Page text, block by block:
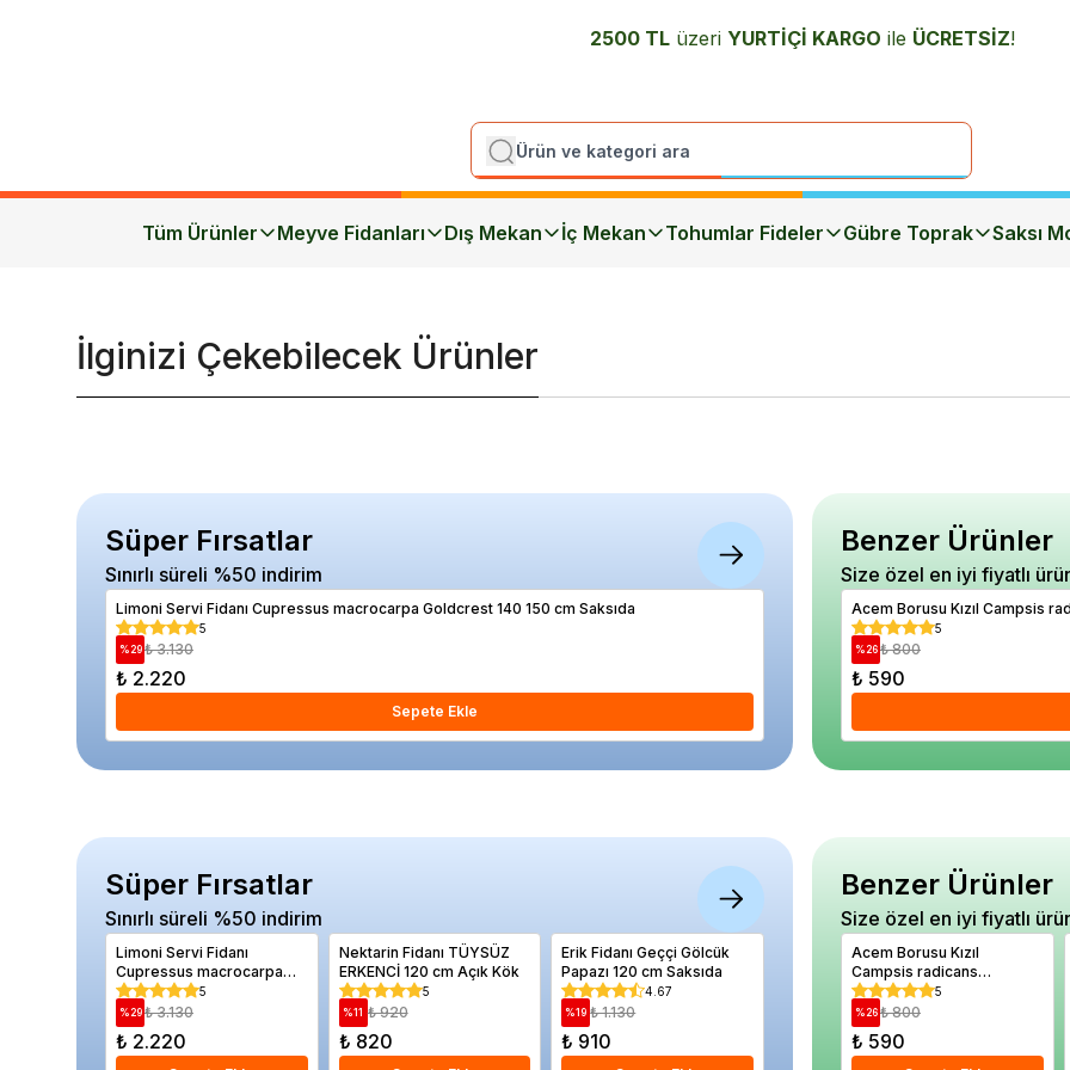
2500 TL üzeri YURTİÇİ KARGO ile ÜCRETSİZ!
Tüm Ürünler Meyve Fidanları Dış Mekan İç Mekan Tohumlar Fideler Gübre Toprak Saksı
İlginizi Çekebilecek Ürünler
Süper Fırsatlar
Sınırlı süreli %50 indirim
Limoni Servi Fidanı Cupressus macrocarpa Goldcrest 140 150 cm Saksıda
5
%29 ₺ 3.130
₺ 2.220
Sepete Ekle
Nektarin Fidanı TÜYSÜZ ERKENCİ 120 cm
5
Benzer Ürünler
Size özel en iyi fiyatlı
Acem Borusu Kızıl Campsis
5
%26 ₺ 800
₺ 590
Süper Fırsatlar
Sınırlı süreli %50 indirim
Limoni Servi Fidanı
Cupressus macrocarpa
Goldcrest 140 150 cm
Saksıda
5
%29 ₺ 3.130
₺ 2.220
Nektarin Fidanı TÜYSÜZ
ERKENCİ 120 cm Açık Kök
5
%11 ₺ 920
₺ 820
Erik Fidanı Geççi Gölcük
Papazı 120 cm Saksıda
4.67
%19 ₺ 1.130
₺ 910
Hasanbey 1 Kavun Tohumu
Paket 10 gram
5
Benzer Ürünler
Size özel en iyi fiyatlı
Acem Borusu Kızıl
Campsis radicans
Flamenco 80 100 cm
Saksıda
5
%26 ₺ 800
₺ 590